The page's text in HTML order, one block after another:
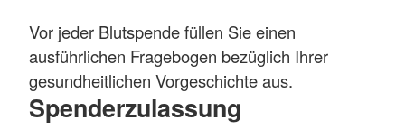
Vor jeder Blutspende füllen Sie einen
ausführlichen Fragebogen bezüglich Ihrer
gesundheitlichen Vorgeschichte aus.
Spenderzulassung